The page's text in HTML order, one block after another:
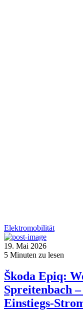
Elektromobilität
19. Mai 2026
5 Minuten zu lesen
Škoda Epiq:
Spreitenbach
Einstiegs-